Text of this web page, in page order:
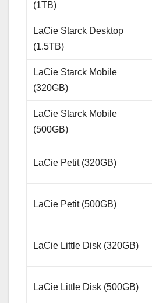
(1TB)
LaCie Starck Desktop
(1.5TB)
LaCie Starck Mobile
(320GB)
LaCie Starck Mobile
(500GB)
LaCie Petit (320GB)
LaCie Petit (500GB)
LaCie Little Disk (320GB)
LaCie Little Disk (500GB)